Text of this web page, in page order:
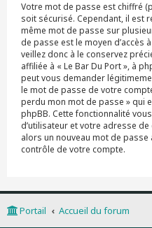
Votre mot de passe est chiffré
soit sécurisé. Cependant, il est
même mot de passe sur
de passe est le moyen d’accès
veillez donc à le conservez
affiliée à « Le Bar Du Port », à
peut vous demander
le mot de passe de votre
perdu mon mot de passe » qui
phpBB. Cette fonctionnalité
d’utilisateur et votre adresse
alors un nouveau mot de
contrôle de votre compte.
Portail Accueil du forum